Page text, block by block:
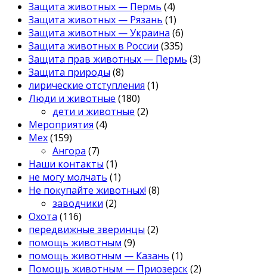
Защита животных — Пермь (4)
Защита животных — Рязань (1)
Защита животных — Украина (6)
Защита животных в России (335)
Защита прав животных — Пермь (3)
Защита природы (8)
лирические отступления (1)
Люди и животные (180)
дети и животные (2)
Мероприятия (4)
Мех(159)
Ангора (7)
Наши контакты (1)
не могу молчать (1)
Не покупайте животных! (8)
заводчики (2)
Охота (116)
передвижные зверинцы (2)
помощь животным (9)
помощь животным — Казань (1)
Помощь животным — Приозерск(2)